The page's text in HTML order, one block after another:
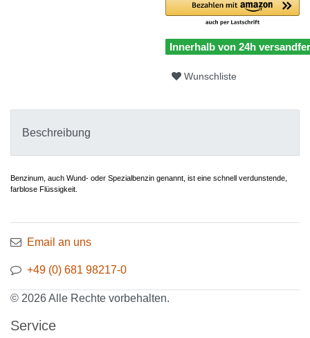
Innerhalb von 24h
Wunschliste
Beschreibung
Benzinum, auch Wund- oder Spezialbenzin genannt, ist eine schnell verdunstende,
farblose Flüssigkeit.
Email an uns
+49 (0) 681 98217-0
© 2026 Alle Rechte vorbehalten.
Service